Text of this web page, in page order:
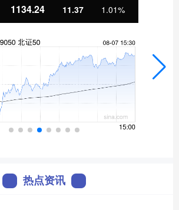
1134.24 11.37 1.01%
热点资讯